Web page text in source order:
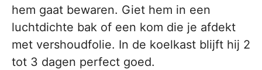
hem gaat bewaren. Giet hem in een
luchtdichte bak of een kom die je afdekt
met vershoudfolie. In de koelkast blijft hij 2
tot 3 dagen perfect goed.